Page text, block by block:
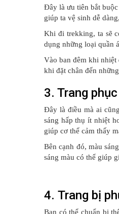
Đây là ưu tiên bắt
giúp ta vệ sinh dễ
Khi đi trekking, ta sẽ
dụng những loại quần
Vào ban đêm khi nhiệt
khi đặt chân đến
3. Trang
Đây là điều mà ai
sáng hấp thụ ít nhiệt
giúp cơ thể cảm thấy
Bên cạnh đó, màu
sáng màu có thể giúp
4. Trang bị
Bạn có thể chuẩn bị